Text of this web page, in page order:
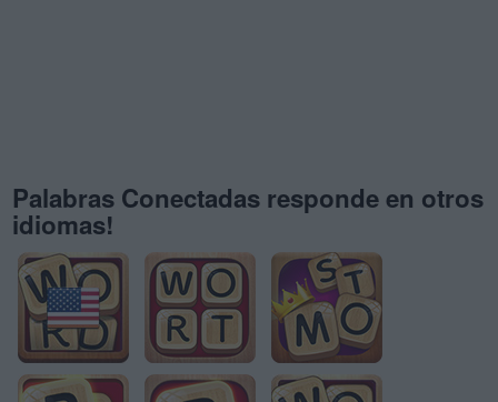
Palabras Conectadas responde en otros
idiomas!